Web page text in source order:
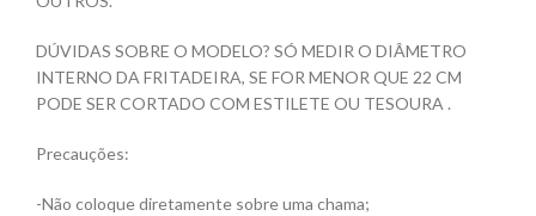
DÚVIDAS SOBRE O MODELO? SÓ MEDIR O DIÂMETRO
INTERNO DA FRITADEIRA, SE FOR MENOR QUE 22 CM
PODE SER CORTADO COM ESTILETE OU TESOURA .
Precauções:
-Não coloque diretamente sobre uma chama;